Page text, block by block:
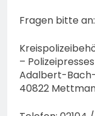
Fragen bitte an:
–
Adalbert-Bach-
40822